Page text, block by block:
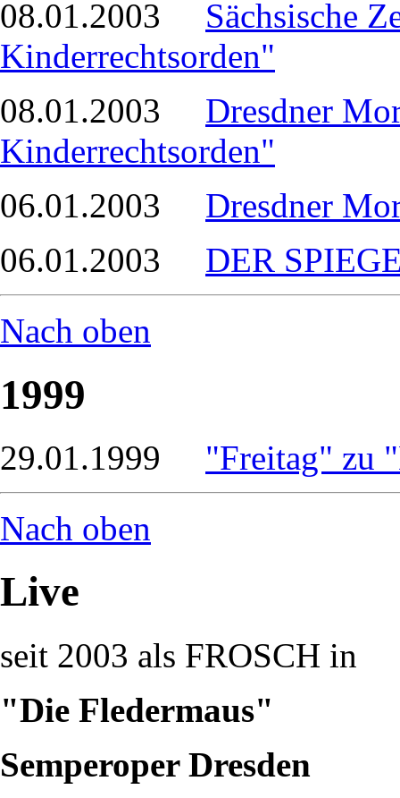
08.01.2003 Sächsische
Kinderrechtsorden"
08.01.2003 Dresdner
Kinderrechtsorden"
06.01.2003 Dresdner
06.01.2003 DER
Nach oben
1999
29.01.1999 "Freitag" zu
Nach oben
Live
seit 2003 als FROSCH in
"Die Fledermaus"
Semperoper Dresden